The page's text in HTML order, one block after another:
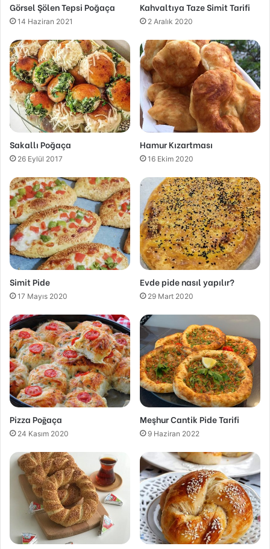
Görsel Şölen Tepsi Poğaça
14 Haziran 2021
Kahvaltıya Taze Simit Tarifi
2 Aralık 2020
Sakallı Poğaça
26 Eylül 2017
Hamur Kızartması
16 Ekim 2020
Simit Pide
17 Mayıs 2020
Evde pide nasıl yapılır?
29 Mart 2020
Pizza Poğaça
24 Kasım 2020
Meşhur Cantik Pide Tarifi
9 Haziran 2022